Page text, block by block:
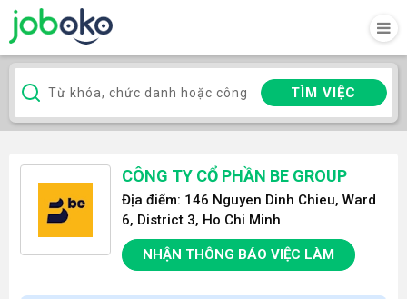
TÌM VIỆC
CÔNG TY CỔ PHẦN BE GROUP
Địa điểm: 146 Nguyen Dinh Chieu, Ward
6, District 3, Ho Chi Minh
NHẬN THÔNG BÁO VIỆC LÀM